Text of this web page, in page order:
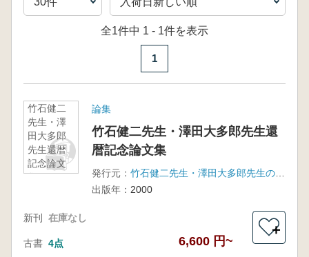
全1件中 1 - 1件を表示
1
竹石健二
先生・澤
田大多郎
先生還暦
記念論文
集
論集
竹石健二先生・澤田大多郎先生還
暦記念論文集
発行元：
竹石健二先生・澤田大多郎先生の還暦を祝う会
出版年： 2000
新刊 在庫なし
古書 4点 6,600 円~
＋